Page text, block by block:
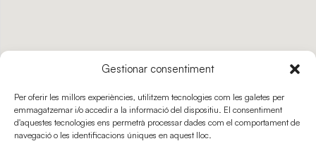
Gestionar consentiment
Per oferir les millors experiències, utilitzem tecnologies com les galetes per
emmagatzemar i/o accedir a la informació del dispositiu. El consentiment
d'aquestes tecnologies ens permetrà processar dades com el comportament de
navegació o les identificacions úniques en aquest lloc.
Platges